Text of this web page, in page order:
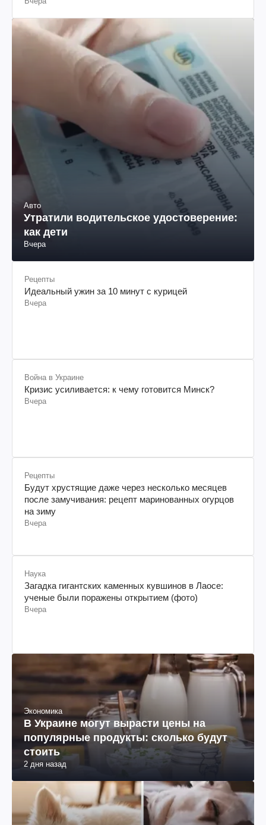
Авто
Утратили водительское удостоверение:
как дети
Рецепты
Идеальный ужин за 10 минут с курицей
Война в Украине
Кризис усиливается: к чему готовится Минск?
Рецепты
Будут хрустящие даже через несколько месяцев
после замучивания: рецепт маринованных огурцов
на зиму
Наука
Загадка гигантских каменных кувшинов в Лаосе:
ученые были поражены открытием (фото)
Экономика
В Украине могут вырасти цены на
популярные продукты: сколько будут
стоить